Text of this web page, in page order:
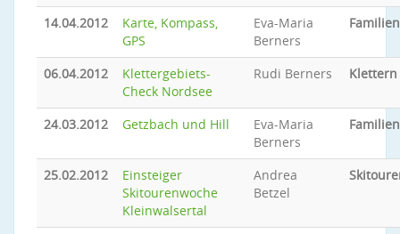
14.04.2012
Karte, Kompass,
GPS
Eva-Maria
Berners
06.04.2012
Klettergebiets-
Check Nordsee
Rudi Berners Klettern
24.03.2012 Getzbach und Hill
Eva-Maria
Berners
25.02.2012
Einsteiger
Skitourenwoche
Kleinwalsertal
Andrea
Betzel